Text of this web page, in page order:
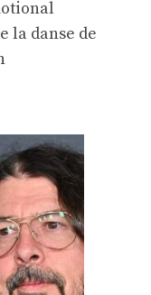
la danse de